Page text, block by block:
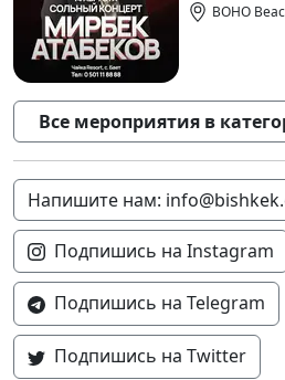
BOHO
Все мероприятия в
Напишите нам:
Подпишись на Instagram
Подпишись на Telegram
Подпишись на Twitter